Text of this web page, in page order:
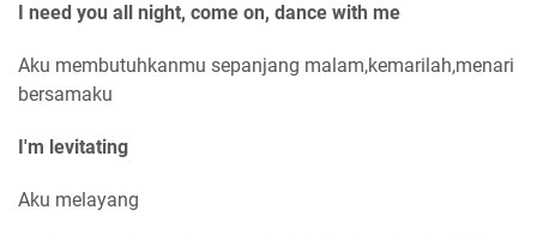
I need you all night, come on, dance with me
Aku membutuhkanmu sepanjang malam,kemarilah,menari
bersamaku
I'm levitating
Aku melayang